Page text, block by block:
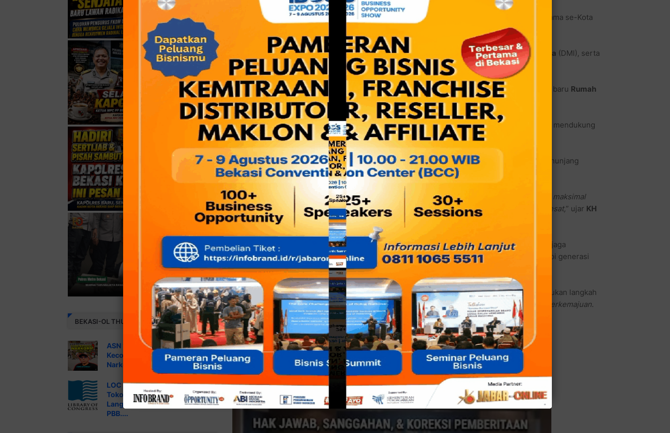
Hal tersebut disampaikanKH Hasan Basrisaat diwawancarai dalam kegiatan silaturahmi ulama se-Kota
, Bintara IX, Bekasi Barat, pada Sabtu (25/4).
Kegiatan ini turut dihadiri para tokoh agama, jajaran pengurus MUI, Dewan Masjid Indonesia (DMI), serta
Forum Kerukunan Umat Beragama(FKUB) Kota Bekasi.
Dalam kesempatan tersebut, kegiatan ini sekaligus menjadi momentum peresmian gedung baru Rumah
Sehat Al-Hasanyyang telah berdiri sejak tahun 2021.
Peresmian ini diharapkan dapat memperkuat layanan kesehatan berbasis masyarakat serta mendukung
peran sosial-keagamaan dalam melayani warga di Bekasi Barat.
MUI Bekasi Baratjuga menegaskan komitmennya dalam meningkatkan kualitas fasilitas penunjang
organisasi guna menunjang kinerja pelayanan kepada masyarakat.
“Di periode kedua ini, MUI Bekasi Barat akan meningkatkan fasilitas gedung agar bisa lebih maksimal
melayani masyarakat, karena di Bekasi Barat jumlah dan kebutuhan warganya meningkat pesat,” ujar KH
Hasan.
Selain itu, ia juga menekankan pentingnya sinergi antara ulama dan pemerintah dalam menjaga
kerukunan antar umat beragama serta menjawab tantangan sosial, khususnya yang dihadapi generasi
muda di era digital.
Kegiatan silaturahmi ini jadi momentum strategis untuk pererat ukhuwah sekaligus menyatukan langkah
para ulama dalam mewujudkanKota Bekasiyang keren dalam artianharmonis religius berkemajuan.
[■]
Reporter:Hery Redaksi- Editor:DikRizal /JabarOL
BEKASI-OL THUMBNAIL NEWS
ASN “Nyabu”, Pemkot Bekasi
Kecolongan: INKO Kemana, Kok
Narkoba Lolos?....
LOC USA Mencatat Data Profil
Tokoh di Web Ini Sejak Pemilu
Langsung #1 RI 2004 versi
PBB....